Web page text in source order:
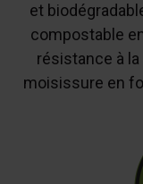
et
compostable
résistance à
moisissure en